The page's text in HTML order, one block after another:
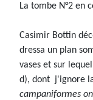
La tombe N°2 en
Casimir Bottin
dressa un plan
vases et sur
d), dont j'ignore
campaniformes